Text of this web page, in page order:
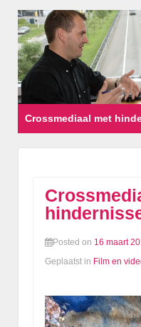
Crossmediaal met
Posted on 16 maart
Geplaatst in Film en